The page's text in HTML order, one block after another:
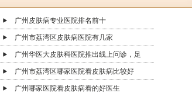
广州皮肤病专业医院排名前十
广州市荔湾区皮肤病医院有几家
广州华医大皮肤科医院推出线上问诊，足
广州市荔湾区哪家医院看皮肤病比较好
广州哪家医院看皮肤病看的好医生